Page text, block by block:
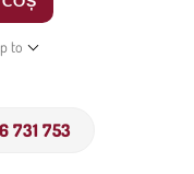
to
731 753